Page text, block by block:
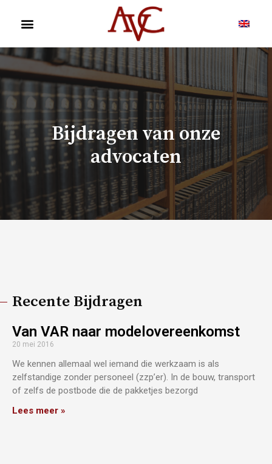
Bijdragen van onze
advocaten
Recente Bijdragen
Van VAR naar modelovereenkomst
20 mei 2016
We kennen allemaal wel iemand die werkzaam is als
zelfstandige zonder personeel (zzp’er). In de bouw, transport
of zelfs de postbode die de pakketjes bezorgd
Lees meer »